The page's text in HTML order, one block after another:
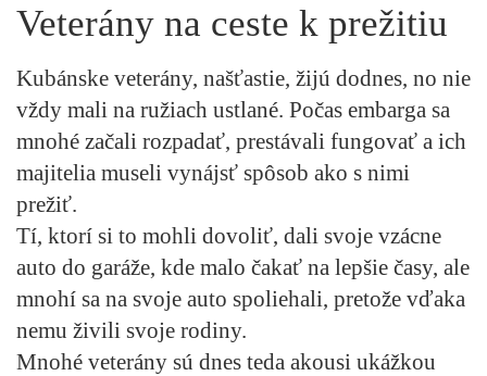
Veterány na ceste k prežitiu
Kubánske veterány, našťastie, žijú dodnes, no nie
vždy mali na ružiach ustlané. Počas embarga sa
mnohé začali rozpadať, prestávali fungovať a ich
majitelia museli vynájsť spôsob ako s nimi
prežiť.
Tí, ktorí si to mohli dovoliť, dali svoje vzácne
auto do garáže, kde malo čakať na lepšie časy, ale
mnohí sa na svoje auto spoliehali, pretože vďaka
nemu živili svoje rodiny.
Mnohé veterány sú dnes teda akousi ukážkou